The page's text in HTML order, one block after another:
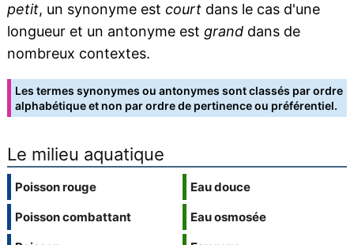
petit, un synonyme est courtdans le cas d'une
longueur et un antonyme est granddans de
nombreux contextes.
Les termes synonymes ou antonymes sont classés par ordre
alphabétique et non par ordre de pertinence ou préférentiel.
Le milieu aquatique
Poisson rouge
Poisson combattant
Eau douce
Eau osmosée